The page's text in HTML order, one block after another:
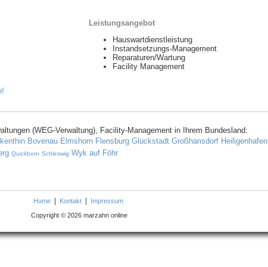
Leistungsangebot
Hauswartdienstleistung
Instandsetzungs-Management
Reparaturen/Wartung
Facility Management
(WEG-Verwaltung), Facility-Management in Ihrem Bundesland:
Bovenau Elmshorn Flensburg Glückstadt Großhansdorf Heiligenhafen
Quickborn Schleswig Wyk auf Föhr
Home | Kontakt | Impressum
Copyright © 2026 marzahn online